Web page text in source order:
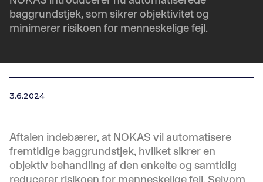
baggrundstjek, som sikrer objektivitet og
minimerer risikoen for menneskelige fejl.
3.6.2024
Aftalen indebærer, at NOKAS vil automatisere
fremtidige baggrundstjek, hvilket sikrer en
objektiv behandling af den enkelte og samtidig
reducerer risikoen for menneskelige fejl. Selvom